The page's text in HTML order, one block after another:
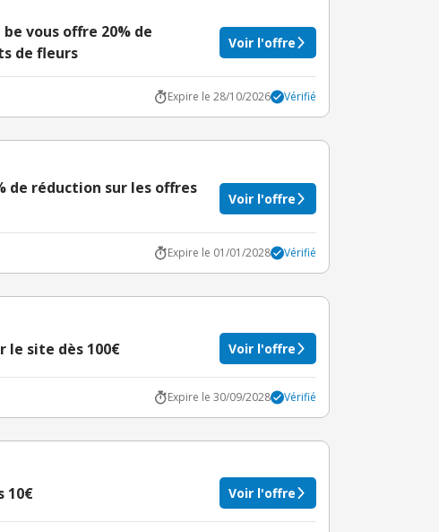
vous offre 20% de
de fleurs
Voir l'offre
Expire le 28/10/2026 Vérifié
de réduction sur les offres
Voir l'offre
Expire le 01/01/2028 Vérifié
le site dès 100€ Voir l'offre
Expire le 30/09/2028 Vérifié
10€ Voir l'offre